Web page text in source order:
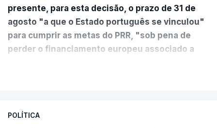
presente, para esta decisão, o prazo de 31 de
agosto "a que o Estado português se vinculou"
para cumprir as metas do PRR, "sob pena de
perder o financiamento europeu associado a
sistema mais simples, mais justo e transparente".
POLÍTICA